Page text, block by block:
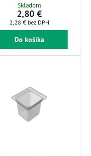
Skladom
2,80 €
2,28 € bez DPH
Do košíka